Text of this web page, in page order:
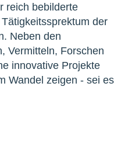
reich bebilderte
der
Neben den
Vermitteln, Forschen
innovative Projekte
Wandel zeigen - sei es